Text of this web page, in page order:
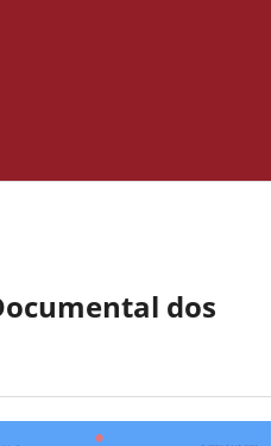
dos